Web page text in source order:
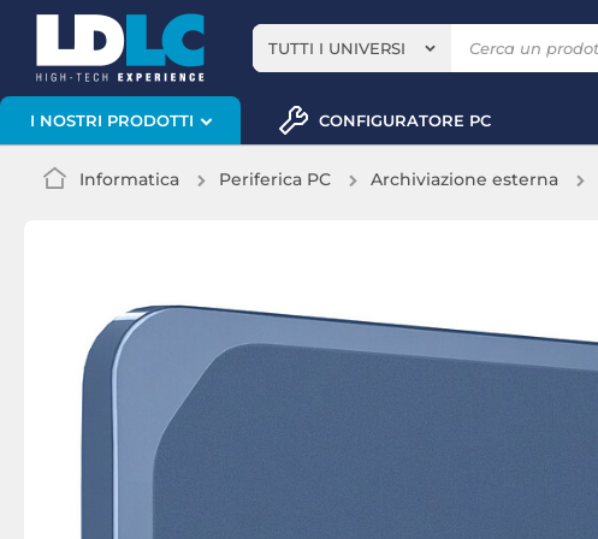
TUTTI I UNIVERSI
I NOSTRI PRODOTTI CONFIGURATORE PC
Informatica Periferica PC Archiviazione esterna